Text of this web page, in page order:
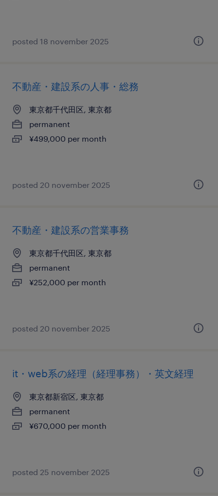
posted 18 november 2025
不動産・建設系の人事・総務
東京都千代田区, 東京都
permanent
¥499,000 per month
posted 20 november 2025
不動産・建設系の営業事務
東京都千代田区, 東京都
permanent
¥252,000 per month
posted 20 november 2025
it・web系の経理（経理事務）・英文経理
東京都新宿区, 東京都
permanent
¥670,000 per month
posted 25 november 2025